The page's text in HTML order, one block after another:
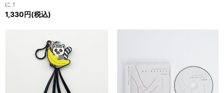
に！
1,330円(税込)